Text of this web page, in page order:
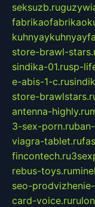
seksuzb.ru
store-brawl-
sindika-01.rusp-
e-abis-1-c.ru
store-
antenna-highly.ru
3-sex-porn.ru
viagra-tablet.ru
fincontech.ru
rebus-toys.ru
seo-
card-voice.ru